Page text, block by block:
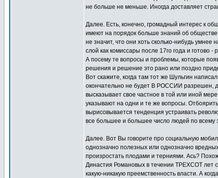
не больше не меньше. Иногда доставляет
Далее. Есть, конечно, громадный интерес к
имеют на порядок больше знаний об
не значит, что они хоть сколько-нибудь
слой как комиссары после 17го года и готово
А посему те вопросы и проблемы, которые
решения и решение это рано или поздно
Вот скажите, когда там тот же Шульгин
окончательно не будет В РОССИИ разрешен,
высказывает свое частное в той или иной
указывают на одни и те же вопросы.
вырисовывается тенденция устраивать
все большее и большее число людей по всему
Далее. Вот Вы говорите про социальную
однозначно полезных или однозначно
произростать плодами и терниями. Ась?
Династия Романовых в течении ТРЕХСОТ лет
какую-никакую преемственность власти. А